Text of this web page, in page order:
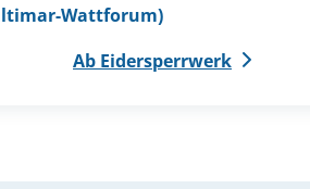
Wattforum)
Ab Eidersperrwerk